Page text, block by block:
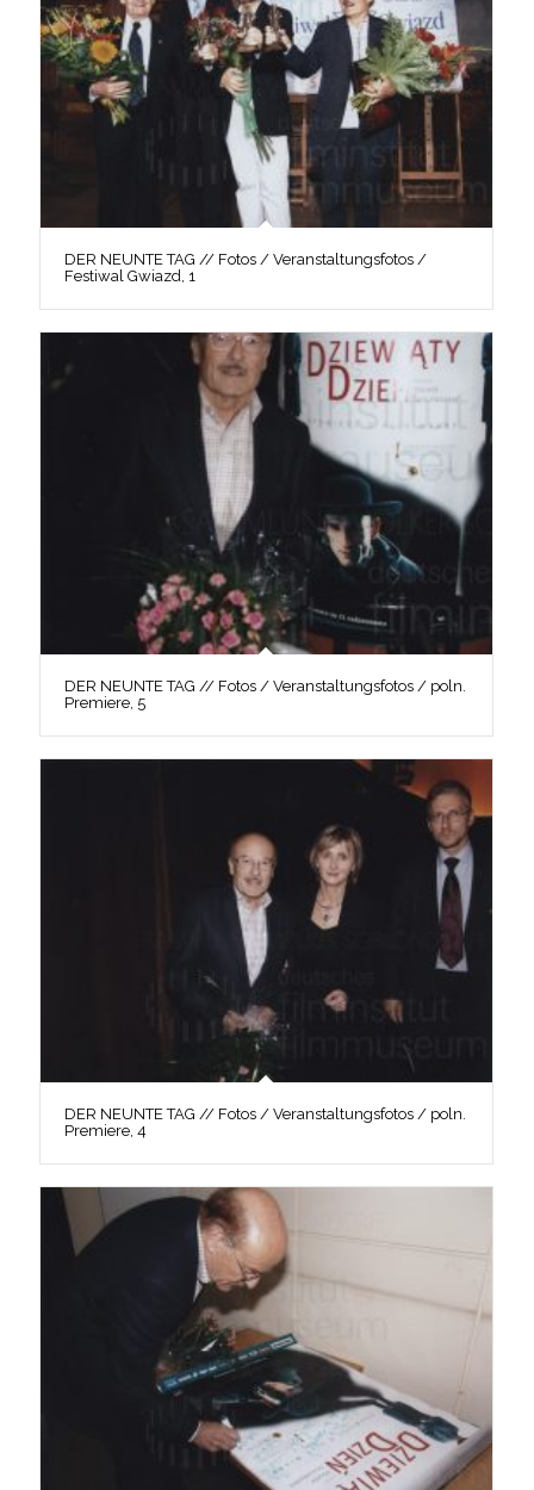
DER NEUNTE TAG // Fotos / Veranstaltungsfotos /
Festiwal Gwiazd, 1
DER NEUNTE TAG // Fotos / Veranstaltungsfotos / poln.
Premiere, 5
DER NEUNTE TAG // Fotos / Veranstaltungsfotos / poln.
Premiere, 4